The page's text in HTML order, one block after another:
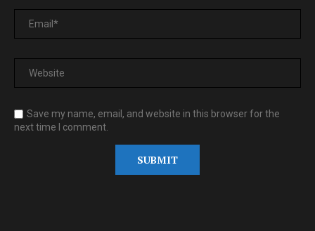
Save my name, email, and website in this browser for the
next time I comment.